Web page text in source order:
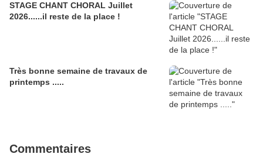
STAGE CHANT CHORAL Juillet
2026......il reste de la place !
Très bonne semaine de travaux de
printemps .....
Commentaires